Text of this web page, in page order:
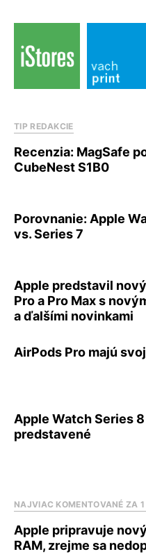
TIP REDAKCIE
Recenzia: MagSafe
CubeNest S1B0
Porovnanie: Apple
vs. Series 7
Apple predstavil
Pro a Pro Max s
a ďalšími novinkami
AirPods Pro majú
Apple Watch Series
predstavené
NAJVIAC KOMENTOVANÉ ZA
Apple pripravuje
RAM, zrejme sa